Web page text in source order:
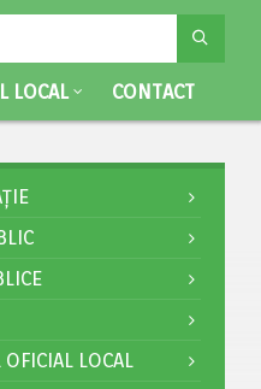
LOCAL CONTACT
LOCAL